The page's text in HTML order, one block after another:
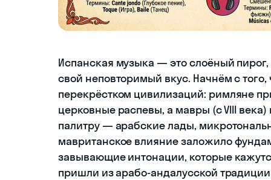
Испанская музыка — это слоёный
свой неповторимый вкус. Начнём с
перекрёстком цивилизаций: римляне
церковные распевы, а мавры (с VIII
палитру — арабские лады,
мавританское влияние заложило
завывающие интонации, которые
пришли из арабо-андалусской